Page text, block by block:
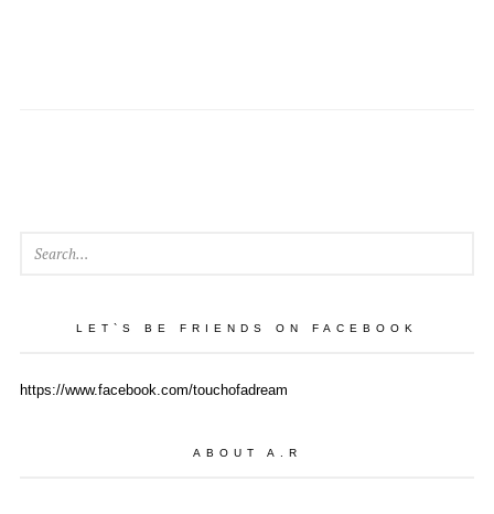
LET`S BE FRIENDS ON FACEBOOK
https://www.facebook.com/touchofadream
ABOUT A.R